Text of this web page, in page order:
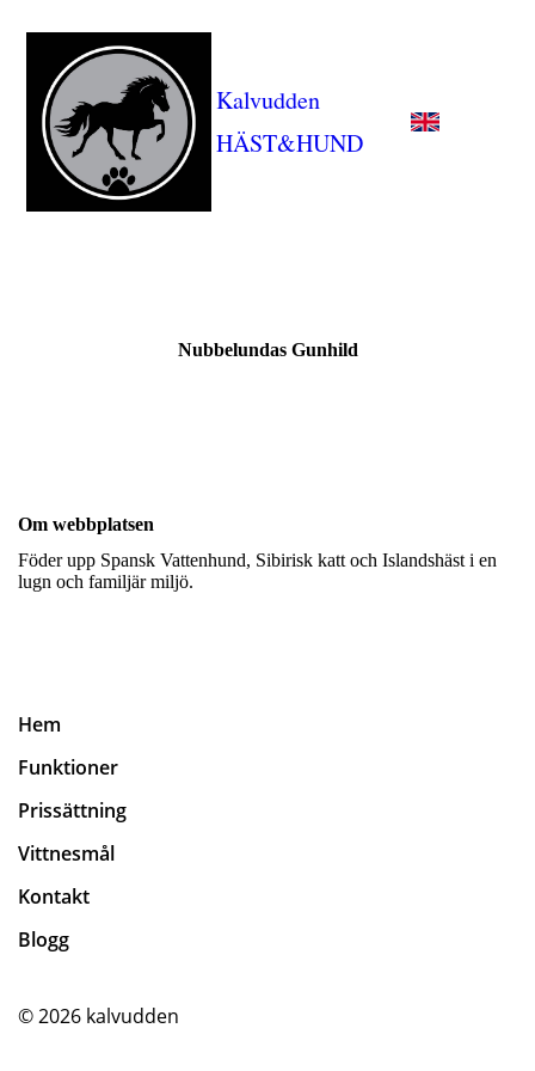
Kalvudden
HÄST&HUND
Nubbelundas Gunhild
Om webbplatsen
Föder upp Spansk Vattenhund, Sibirisk katt och Islandshäst i en
lugn och familjär miljö.
Hem
Funktioner
Prissättning
Vittnesmål
Kontakt
Blogg
© 2026 kalvudden